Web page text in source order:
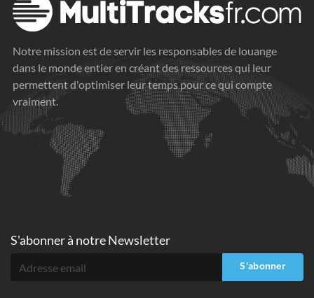
Notre mission est de servir les responsables de louange
dans le monde entier en créant des ressources qui leur
permettent d'optimiser leur temps pour ce qui compte
vraiment.
S'abonner à notre Newsletter
S'abonner